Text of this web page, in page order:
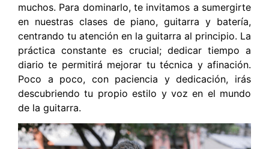
muchos. Para dominarlo, te invitamos a sumergirte
en nuestras clases de piano, guitarra y batería,
centrando tu atención en la guitarra al principio. La
práctica constante es crucial; dedicar tiempo a
diario te permitirá mejorar tu técnica y afinación.
Poco a poco, con paciencia y dedicación, irás
descubriendo tu propio estilo y voz en el mundo
de la guitarra.